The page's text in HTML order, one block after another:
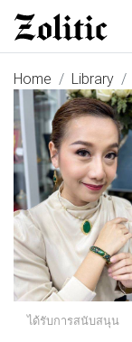
Home Library
ได้รับการสนับสนุน